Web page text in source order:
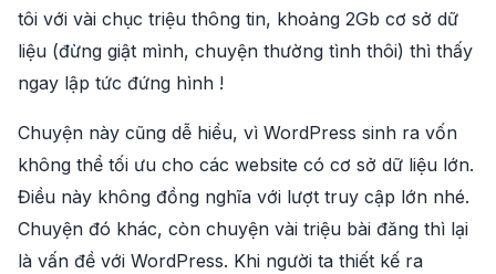
tôi với vài chục triệu thông tin, khoảng 2Gb cơ sở dữ
liệu (đừng giật mình, chuyện thường tình thôi) thì thấy
ngay lập tức đứng hình !
Chuyện này cũng dễ hiểu, vì WordPress sinh ra vốn
không thể tối ưu cho các website có cơ sở dữ liệu lớn.
Điều này không đồng nghĩa với lượt truy cập lớn nhé.
Chuyện đó khác, còn chuyện vài triệu bài đăng thì lại
là vấn đề với WordPress. Khi người ta thiết kế ra